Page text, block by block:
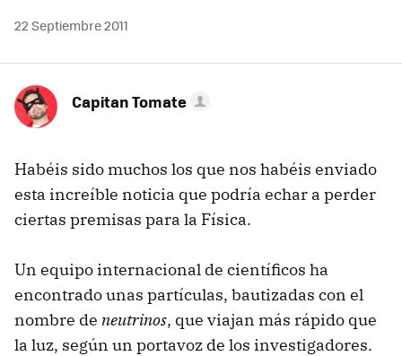
22 Septiembre 2011
Capitan Tomate
Habéis sido muchos los que nos habéis enviado
esta increíble noticia que podría echar a perder
ciertas premisas para la Física.
Un equipo internacional de científicos ha
encontrado unas partículas, bautizadas con el
nombre de neutrinos, que viajan más rápido que
la luz, según un portavoz de los investigadores.